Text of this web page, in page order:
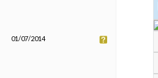
01/07/2014